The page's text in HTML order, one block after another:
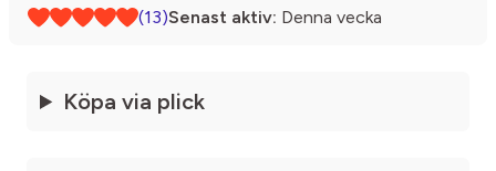
(13)Senast aktiv: Denna vecka
Köpa via plick